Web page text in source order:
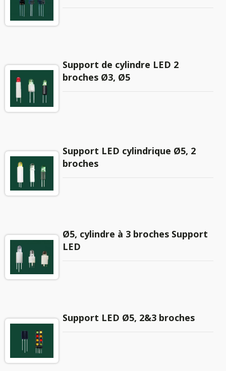
Support de cylindre LED 2
broches Ø3, Ø5
Support LED cylindrique Ø5, 2
broches
Ø5, cylindre à 3 broches Support
LED
Support LED Ø5, 2&3 broches